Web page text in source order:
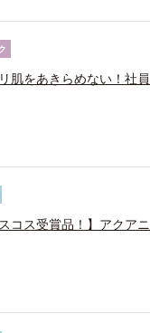
肌をあきらめない！社
スコス受賞品！】アクア